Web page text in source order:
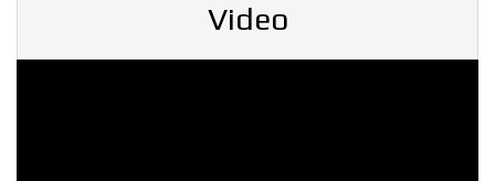
Video